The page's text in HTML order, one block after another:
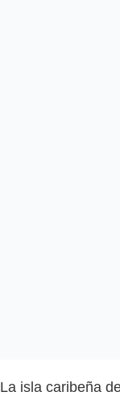
La isla caribeña